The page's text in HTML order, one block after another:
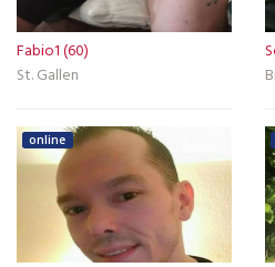
Fabio1 (60)
St. Gallen
online